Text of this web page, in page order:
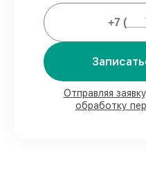
Мы гарантируем:
ремонтов
возможностью
владельца
90%деталей
Отправляя
обработку